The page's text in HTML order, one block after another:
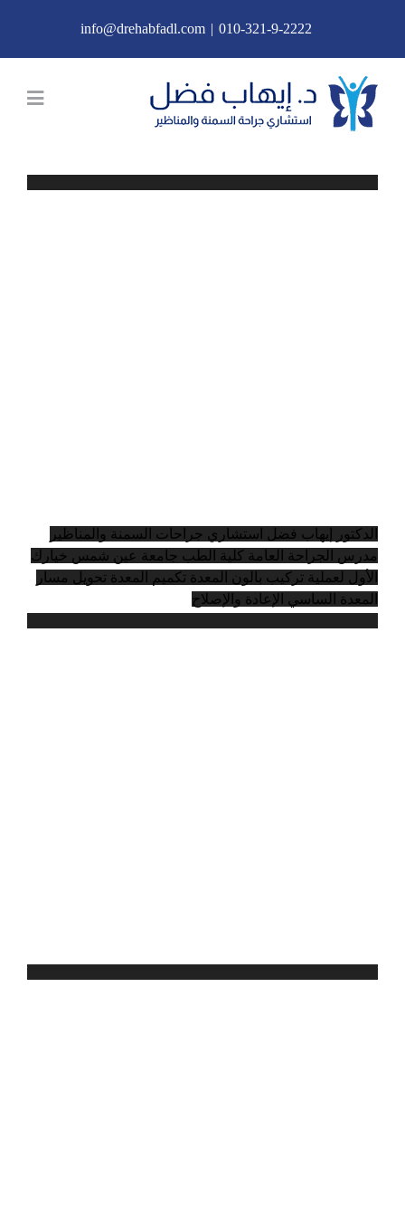
010-321-9-2222
|
info@drehabfadl.com
الدكتور إيهاب فضل استشاري جراحات السمنة والمناظير
مدرس الجراحة العامة كلية الطب جامعة عين شمس خيارك
الأول لعملية تركيب بالون المعدة تكميم المعدة تحويل مسار
المعدة
الساسي الإعادة والإصلاح